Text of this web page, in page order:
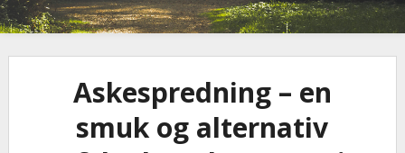
Askespredning – en
smuk og alternativ